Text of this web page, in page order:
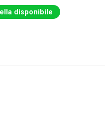
disponibile